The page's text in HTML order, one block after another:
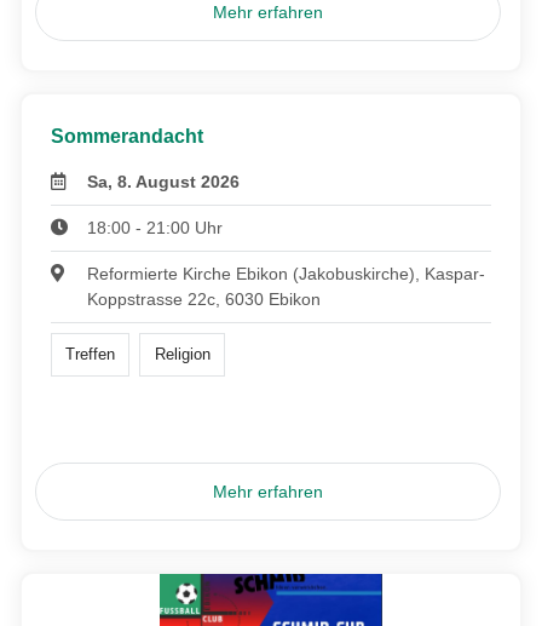
Mehr erfahren
Sommerandacht
Sa, 8. August 2026
18:00 - 21:00 Uhr
Reformierte Kirche Ebikon (Jakobuskirche), Kaspar-
Koppstrasse 22c, 6030 Ebikon
Treffen Religion
Mehr erfahren